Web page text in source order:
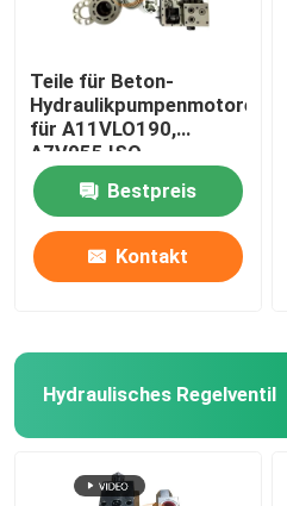
Teile für Beton-
Hydraulikpumpenmotoren
für A11VLO190,
A7V055 ISO
Bestpreis
Kontakt
Hydraulisches Regelventil